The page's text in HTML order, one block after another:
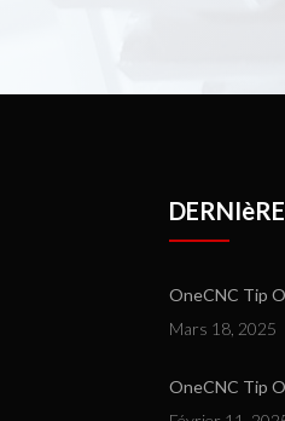
OneCNC Tip
Mars 18, 2025
OneCNC Tip